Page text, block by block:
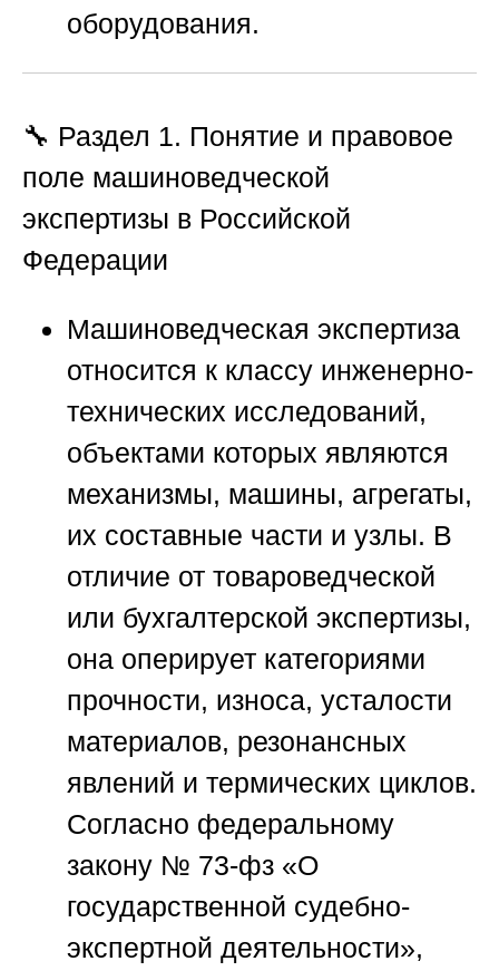
оборудования.
🔧 Раздел 1. Понятие и правовое
поле машиноведческой
экспертизы в Российской
Федерации
Машиноведческая экспертиза
относится к классу инженерно-
технических исследований,
объектами которых являются
механизмы, машины, агрегаты,
их составные части и узлы. В
отличие от товароведческой
или бухгалтерской экспертизы,
она оперирует категориями
прочности, износа, усталости
материалов, резонансных
явлений и термических циклов.
Согласно федеральному
закону № 73-фз «О
государственной судебно-
экспертной деятельности»,